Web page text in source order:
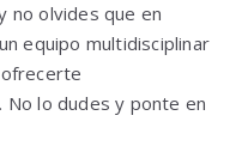
no olvides que en
equipo multidisciplinar
lo dudes y ponte en